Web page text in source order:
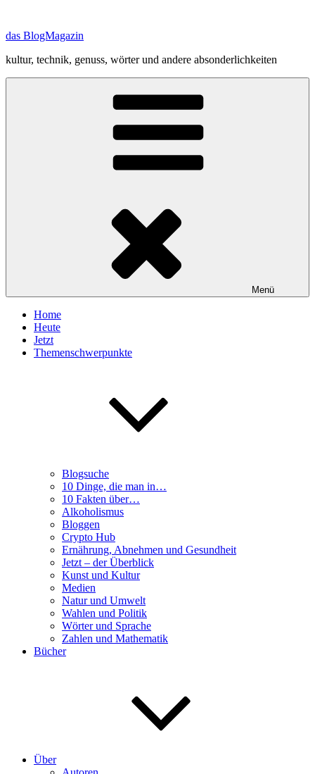
springen
das BlogMagazin
kultur, technik, genuss, wörter und andere absonderlichkeiten
Menü
Home
Heute
Jetzt
Themenschwerpunkte
Blogsuche
10 Dinge, die man in…
10 Fakten über…
Alkoholismus
Bloggen
Crypto Hub
Ernährung, Abnehmen und Gesundheit
Jetzt – der Überblick
Kunst und Kultur
Medien
Natur und Umwelt
Wahlen und Politik
Wörter und Sprache
Zahlen und Mathematik
Bücher
Über